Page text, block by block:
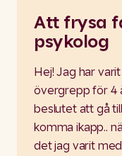
Att frysa
psykolog
Hej! Jag har
övergrepp för 4
beslutet att gå
komma ikapp..
det jag varit